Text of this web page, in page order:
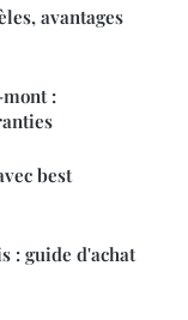
avantages
:
best
: guide d'achat